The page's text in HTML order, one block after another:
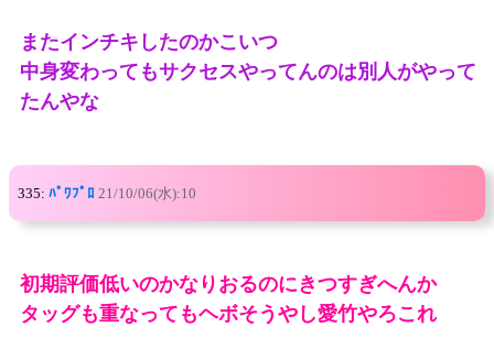
またインチキしたのかこいつ
中身変わってもサクセスやってんのは別人がやって
たんやな
335: ﾊﾟﾜﾌﾟﾛ 21/10/06(水):10
初期評価低いのかなりおるのにきつすぎへんか
タッグも重なってもヘボそうやし愛竹やろこれ